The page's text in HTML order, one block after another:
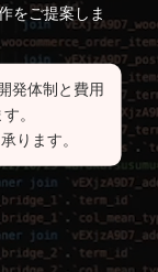
をご提案しま
発体制と費用
。
ります。